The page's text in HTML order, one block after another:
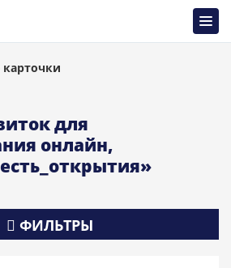
для
онлайн,
ФИЛЬТРЫ